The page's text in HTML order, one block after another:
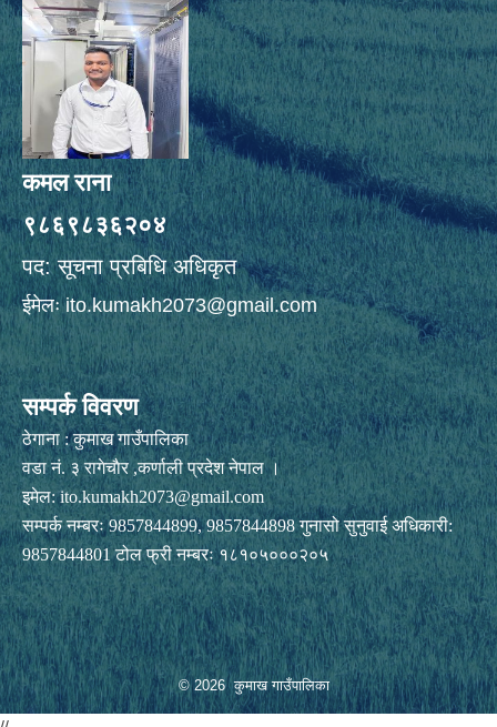
कमल राना
९८६९८३६२०४
पद: सूचना प्रबिधि अधिकृत
ईमेलःito.kumakh2073@gmail.com
सम्पर्क विवरण
ठेगाना : कुमाख गाउँपालिका
वडा नं. ३ रागेचाैर ,कर्णाली प्रदेश नेपाल ।
इमेल:ito.kumakh2073@gmail.com
सम्पर्क नम्बरः 9857844899, 9857844898 गुनासो सुनुवाई अधिकारी:
9857844801 टोल फ्री नम्बरः १८१०५०००२०५
© 2026 कुमाख गाउँपालिका